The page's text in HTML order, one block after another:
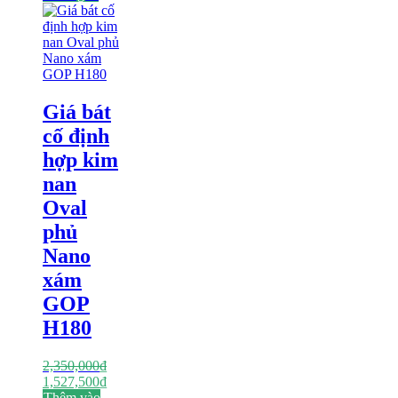
Giá bát
cố định
hợp kim
nan
Oval
phủ
Nano
xám
GOP
H180
2,350,000₫
Giá
1,527,500₫Giá